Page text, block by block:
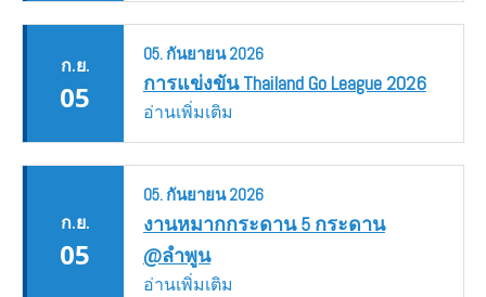
ก.ย.
05
05. กันยายน2026
การแข่งขัน Thailand Go League 2026
อ่านเพิ่มเติม
ก.ย.
05
05. กันยายน2026
งานหมากกระดาน 5 กระดาน
@ลำพูน
อ่านเพิ่มเติม